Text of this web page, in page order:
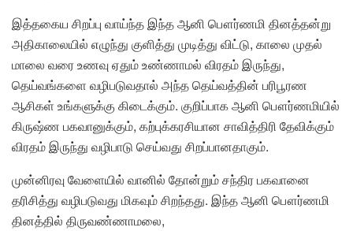
இத்தகைய சிறப்பு வாய்ந்த இந்த ஆனி பௌர்ணமி தினத்தன்று
அதிகாலையில் எழுந்து குளித்து முடித்து விட்டு, காலை முதல்
மாலை வரை உணவு ஏதும் உண்ணாமல் விரதம் இருந்து,
தெய்வங்களை வழிபடுவதால் அந்த தெய்வத்தின் பரிபூரண
ஆசிகள் உங்களுக்கு கிடைக்கும். குறிப்பாக ஆனி பௌர்ணமியில்
கிருஷ்ண பகவானுக்கும், கற்புக்கரசியான சாவித்திரி தேவிக்கும்
விரதம் இருந்து வழிபாடு செய்வது சிறப்பானதாகும்.
முன்னிரவு வேளையில் வானில் தோன்றும் சந்திர பகவானை
தரிசித்து வழிபடுவது மிகவும் சிறந்தது. இந்த ஆனி பௌர்ணமி
தினத்தில் திருவண்ணாமலை,